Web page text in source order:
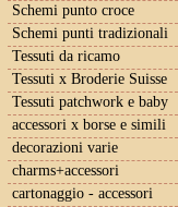
Schemi punto croce
Schemi punti tradizionali
Tessuti da ricamo
Tessuti x Broderie Suisse
Tessuti patchwork e baby
accessori x borse e simili
decorazioni varie
charms+accessori
cartonaggio - accessori